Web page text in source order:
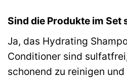
Sind die Produkte im Set
Ja, das Hydrating
Conditioner sind
schonend zu reinigen